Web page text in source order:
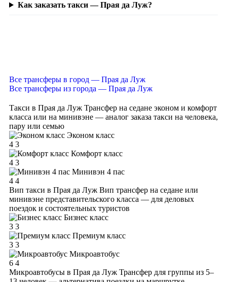
Как заказать такси — Прая да Луж?
Все трансферы в город — Прая да Луж
Все трансферы из города — Прая да Луж
Такси в Прая да Луж Трансфер на седане эконом и комфорт
класса или на минивэне — аналог заказа такси на человека,
пару или семью
Эконом класс
4 3
Комфорт класс
4 3
Минивэн 4 пас
4 4
Вип такси в Прая да Луж Вип трансфер на седане или
минивэне представительского класса — для деловых
поездок и состоятельных туристов
Бизнес класс
3 3
Премиум класс
3 3
Микроавтобус
6 4
Микроавтобусы в Прая да Луж Трансфер для группы из 5–